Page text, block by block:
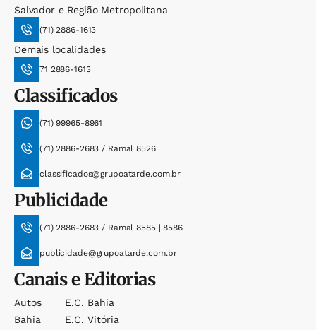
Salvador e Região Metropolitana
(71) 2886-1613
Demais localidades
71 2886-1613
Classificados
(71) 99965-8961
(71) 2886-2683 / Ramal 8526
classificados@grupoatarde.com.br
Publicidade
(71) 2886-2683 / Ramal 8585 | 8586
publicidade@grupoatarde.com.br
Canais e Editorias
Autos
Bahia
E.c. Bahia
E.c. Vitória